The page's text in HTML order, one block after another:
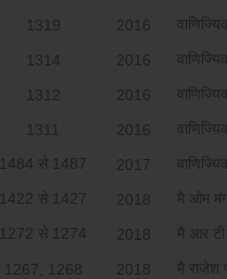
1319 2016
1314 2016
1312 2016
1311 2016
1484 से 1487 2017
1422 से 1427 2018 मै ओम
1272 से 1274 2018 मै आर
1267, 1268 2018 मै राजेश